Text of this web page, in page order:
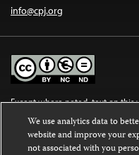
info@cpj.org
Except where noted, text on this
License.
Images and other media are not
We use analytics data to
website and improve your
not associated with you